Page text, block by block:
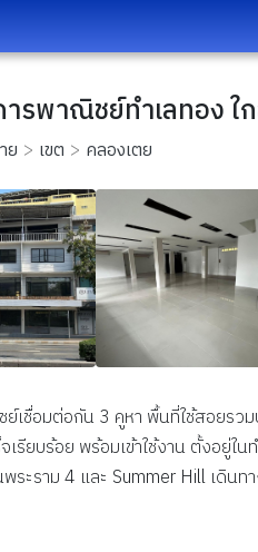
รพาณิชย์ทำเลทอง ใ
ย เขต คลองเตย
เชื่อมต่อกัน 3 คูหา พื้นที่ใช้สอยรว
เรียบร้อย พร้อมเข้าใช้งาน ตั้งอยู่ใน
ระราม4 และ Summer Hill เดินท